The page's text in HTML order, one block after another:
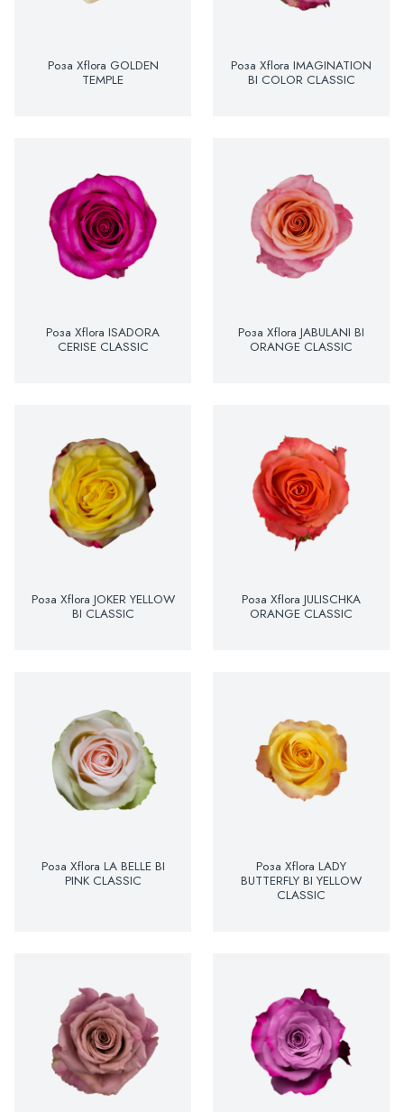
Роза Xflora GOLDEN
TEMPLE
Роза Xflora IMAGINATION
BI COLOR CLASSIC
Роза Xflora ISADORA
CERISE CLASSIC
Роза Xflora JABULANI BI
ORANGE CLASSIC
Роза Xflora JOKER YELLOW
BI CLASSIC
Роза Xflora JULISCHKA
ORANGE CLASSIC
Роза Xflora LA BELLE BI
PINK CLASSIC
Роза Xflora LADY
BUTTERFLY BI YELLOW
CLASSIC